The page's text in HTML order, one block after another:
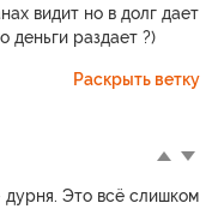
видит но в долг дает
деньги раздает ?)
Раскрыть ветку
Это всё слишком